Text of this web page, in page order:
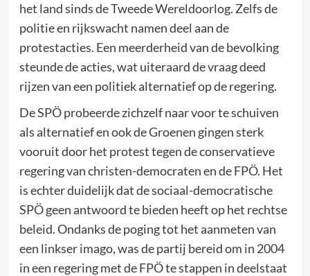
het land sinds de Tweede Wereldoorlog. Zelfs de
politie en rijkswacht namen deel aan de
protestacties. Een meerderheid van de bevolking
steunde de acties, wat uiteraard de vraag deed
rijzen van een politiek alternatief op de regering.
De SPÖ probeerde zichzelf naar voor te schuiven
als alternatief en ook de Groenen gingen sterk
vooruit door het protest tegen de conservatieve
regering van christen-democraten en de FPÖ. Het
is echter duidelijk dat de sociaal-democratische
SPÖ geen antwoord te bieden heeft op het rechtse
beleid. Ondanks de poging tot het aanmeten van
een linkser imago, was de partij bereid om in 2004
in een regering met de FPÖ te stappen in deelstaat